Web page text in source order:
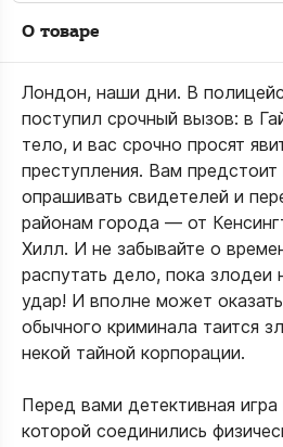
О товаре
Лондон, наши дни. В
поступил срочный вызов: в
тело, и вас срочно просят
преступления. Вам предстоит
опрашивать свидетелей и
районам города — от
Хилл. И не забывайте о
распутать дело, пока злодеи
удар! И вполне может
обычного криминала таится
некой тайной корпорации.
Перед вами детективная
которой соединились